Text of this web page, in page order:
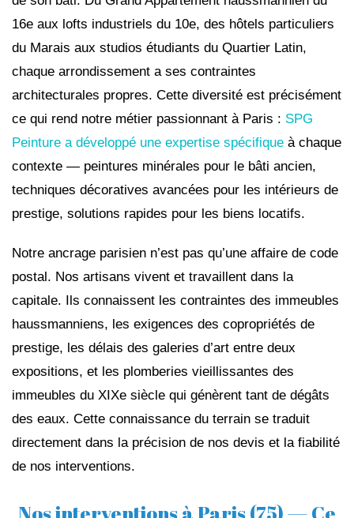
16e aux lofts industriels du 10e, des hôtels particuliers
du Marais aux studios étudiants du Quartier Latin,
chaque arrondissement a ses contraintes
architecturales propres. Cette diversité est précisément
ce qui rend notre métier passionnant à Paris : SPG
Peinture a développé une expertise spécifique à chaque
contexte — peintures minérales pour le bâti ancien,
techniques décoratives avancées pour les intérieurs de
prestige, solutions rapides pour les biens locatifs.
Notre ancrage parisien n’est pas qu’une affaire de code
postal. Nos artisans vivent et travaillent dans la
capitale. Ils connaissent les contraintes des immeubles
haussmanniens, les exigences des copropriétés de
prestige, les délais des galeries d’art entre deux
expositions, et les plomberies vieillissantes des
immeubles du XIXe siècle qui génèrent tant de dégâts
des eaux. Cette connaissance du terrain se traduit
directement dans la précision de nos devis et la fiabilité
de nos interventions.